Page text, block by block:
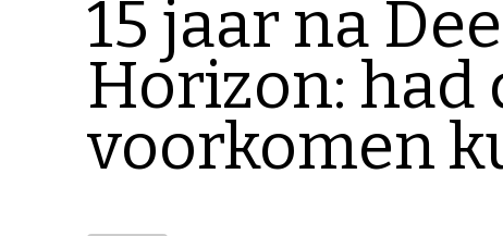
15 jaar na
Horizon: had
voorkomen